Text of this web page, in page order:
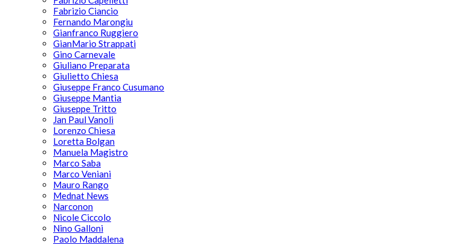
Fabrizio Ciancio
Fernando Marongiu
Gianfranco Ruggiero
GianMario Strappati
Gino Carnevale
Giuliano Preparata
Giulietto Chiesa
Giuseppe Franco Cusumano
Giuseppe Mantia
Giuseppe Tritto
Jan Paul Vanoli
Lorenzo Chiesa
Loretta Bolgan
Manuela Magistro
Marco Saba
Marco Veniani
Mauro Rango
Mednat News
Narconon
Nicole Ciccolo
Nino Galloni
Paolo Maddalena